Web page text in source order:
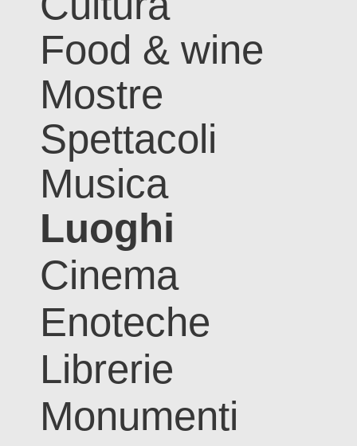
Food & wine
Mostre
Spettacoli
Musica
Luoghi
Cinema
Enoteche
Librerie
Monumenti